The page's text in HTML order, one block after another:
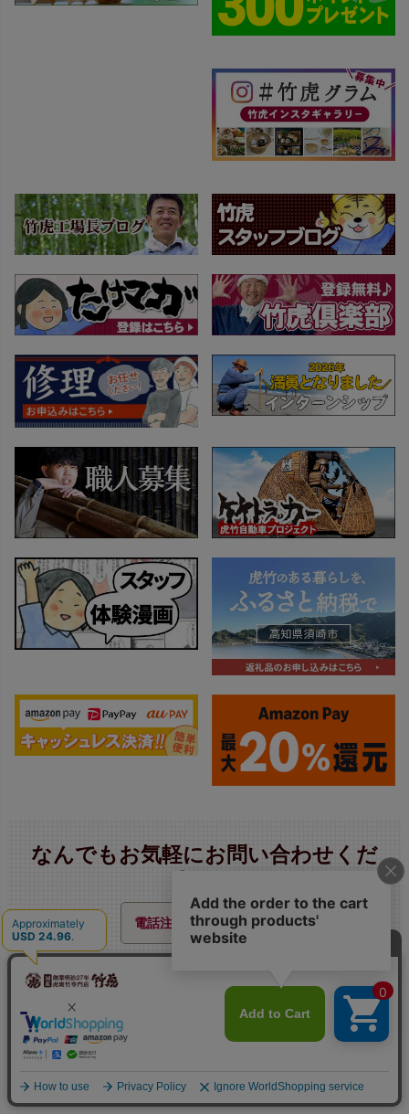
なんでもお気軽にお問い合わせくだ
電話注文の方法はこちら
0889-42-3201 （代）
平日 9:00〜17:30（土・日曜定休）